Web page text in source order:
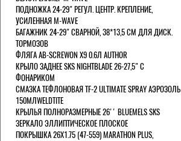
ПОДНОЖКА 24-29" РЕГУЛ. ЦЕНТР. КРЕПЛЕНИЕ,
УСИЛЕННАЯ M-WAVE
БАГАЖНИК 24-29" СВАРНОЙ, 38*13,5 СМ ДЛЯ ДИСК.
ТОРМОЗОВ
ФЛЯГА AB-SCREWON X9 0.6Л AUTHOR
КРЫЛО ЗАДНЕЕ SKS NIGHTBLADE 26-27,5" С
ФОНАРИКОМ
СМАЗКА ТЕФЛОНОВАЯ TF-2 ULTIMATE SPRAY АЭРОЗОЛЬ
150МЛWELDTITE
КРЫЛЬЯ ПОЛНОРАЗМЕРНЫЕ 26'' BLUEMELS SKS
ЗЕРКАЛО ЭЛЛИПТИЧЕСКОЕ ПЛОСКОЕ
ПОКРЫШКА 26X1.75 (47-559) MARATHON PLUS,